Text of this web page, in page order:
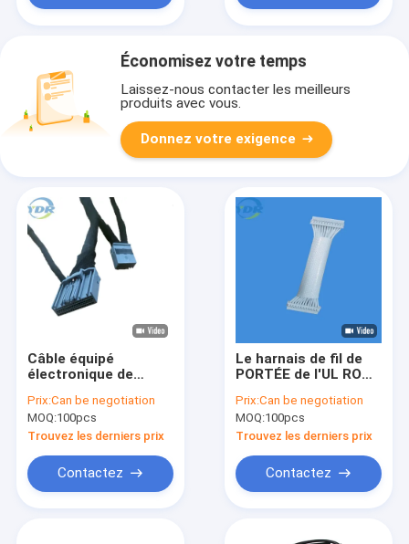
Économisez votre temps
Laissez-nous contacter les meilleurs
produits avec vous.
Donnez votre exigence
Câble équipé
électronique de
fil de JAE
MX34020PF1
MX34032SF1
Prix:Can be negotiation
MOQ:100pcs
Trouvez les derniers prix
Contactez
Le harnais de fil de
PORTÉE de l'UL ROHS
connecteur terminal
du câble équipé 2,0
Prix:Can be negotiation
MOQ:100pcs
Trouvez les derniers prix
Contactez